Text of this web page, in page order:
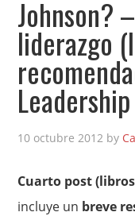
Johnson?
liderazgo
Leadership
10 octubre 2012 by
Cuarto post (libros
incluye un breve